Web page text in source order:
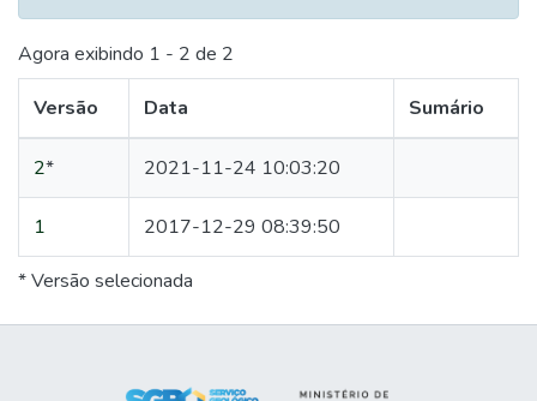
Agora exibindo 1 - 2 de 2
Versão Data Sumário
2* 2021-11-24 10:03:20
1 2017-12-29 08:39:50
* Versão selecionada